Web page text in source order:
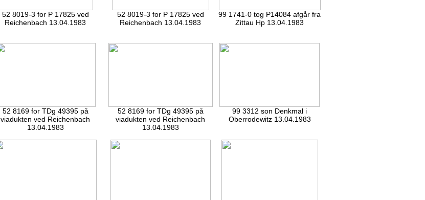
52 8019-3 for P 17825 ved
Reichenbach 13.04.1983
52 8019-3 for P 17825 ved
Reichenbach 13.04.1983
99 1741-0 tog P14084 afgår fra
Zittau Hp 13.04.1983
52 8169 for TDg 49395 på
viadukten ved Reichenbach
13.04.1983
52 8169 for TDg 49395 på
viadukten ved Reichenbach
13.04.1983
99 3312 son Denkmal i
Oberrodewitz 13.04.1983